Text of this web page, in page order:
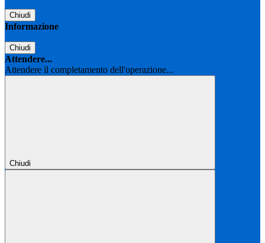
Chiudi
Informazione
Chiudi
Attendere...
Attendere il completamento dell'operazione...
Chiudi